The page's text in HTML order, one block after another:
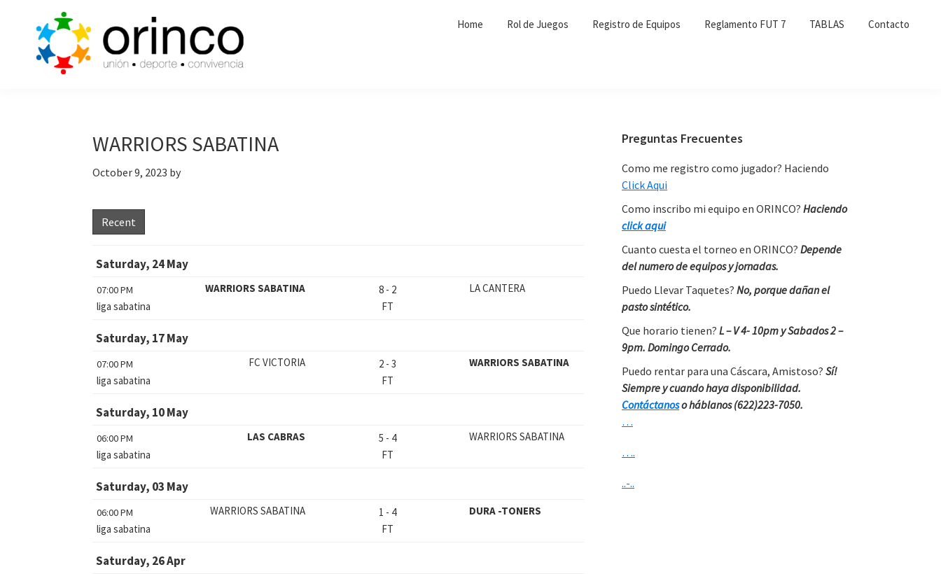
primary
navigation
primary
Home Rol de Juegos Registro de Equipos Reglamento FUT 7 TABLAS Contacto
WARRIORS SABATINA
October 9, 2023 by
Recent
Saturday, 24 May
07:00 PM
liga sabatina
WARRIORS SABATINA 8- 2
FT
LA CANTERA
Saturday, 17 May
07:00 PM
liga sabatina
FC VICTORIA 2- 3
FT
WARRIORS SABATINA
Saturday, 10 May
06:00 PM
liga sabatina
LAS CABRAS 5 - 4
FT
WARRIORS SABATINA
Saturday, 03 May
06:00 PM
liga sabatina
WARRIORS SABATINA 1 - 4
FT
DURA -TONERS
Saturday, 26 Apr
Primary
Sidebar
Preguntas Frecuentes
Como me registro como jugador? Haciendo
Click Aqui
Como inscribo mi equipo en ORINCO? Haciendo
click aqui
Cuanto cuesta el torneo en ORINCO? Depende
del numero de equipos y jornadas.
Puedo Llevar Taquetes? No, porque dañan el
pasto sintético.
Que horario tienen? L – V 4- 10pm y Sabados 2 –
9pm. Domingo Cerrado.
Puedo rentar para una Cáscara, Amistoso? Sí!
Siempre y cuando haya disponibilidad.
Contáctanoso háblanos (622)223-7050.
…
….
..-..